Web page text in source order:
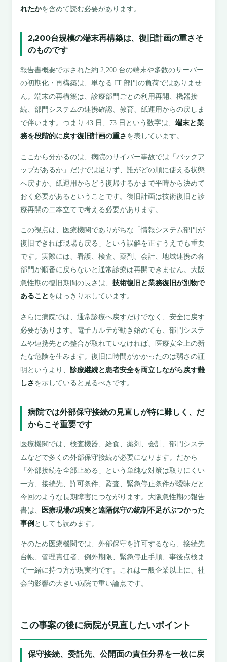
れたかを含めて読む必要があります。
2,200台規模の端末再構築は、復旧計画の重さそ
のものです
報告書概要で示された約 2,200 台の端末や多数のサーバー
の初期化・再構築は、単なる IT 部門の負荷ではありませ
ん。端末の再構築は、診療部門ごとの利用再開、機器接
続、部門システムの連携確認、教育、紙運用からの戻しま
で伴います。つまり 43 日、73 日という数字は、端末と業
務を段階的に戻す復旧計画の重さ を表しています。
ここから分かるのは、病院のサイバー事故では「バックア
ップがあるか」だけでは足りず、誰がどの順に使える状態
へ戻すか、紙運用からどう復帰するかまで平時から決めて
おく必要があるということです。復旧計画は技術復旧と診
療再開の二本立てで考える必要があります。
この視点は、医療機関でありがちな「情報システム部門が
復旧できれば現場も戻る」という誤解を正すうえでも重要
です。実際には、看護、検査、薬剤、会計、地域連携の各
部門が順番に戻らないと通常診療は再開できません。大阪
急性期の復旧期間の長さは、技術復旧と業務復旧が別物で
あること をはっきり示しています。
さらに病院では、通常診療へ戻すだけでなく、安全に戻す
必要があります。電子カルテが動き始めても、部門システ
ムや連携先との整合が取れていなければ、医療安全上の新
たな危険を生みます。復旧に時間がかかったのは弱さの証
明というより、診療継続と患者安全を両立しながら戻す難
しさ を示していると見るべきです。
病院では外部保守接続の見直しが特に難しく、だ
からこそ重要です
医療機関では、検査機器、給食、薬剤、会計、部門システ
ムなどで多くの外部保守接続が必要になります。だから
「外部接続を全部止める」という単純な対策は取りにくい
一方、接続先、許可条件、監査、緊急停止条件が曖昧だと
今回のような長期障害につながります。大阪急性期の報告
書は、
医療現場の現実と遠隔保守の統制不足がぶつかった
事例 としても読めます。
そのため医療機関では、外部保守を許可するなら、接続先
台帳、管理責任者、例外期限、緊急停止手順、事後点検ま
で一緒に持つ方が現実的です。これは一般企業以上に、社
会的影響の大きい病院で重い論点です。
この事案の後に病院が見直したいポイント
保守接続、委託先、公開面の責任分界を一枚に戻